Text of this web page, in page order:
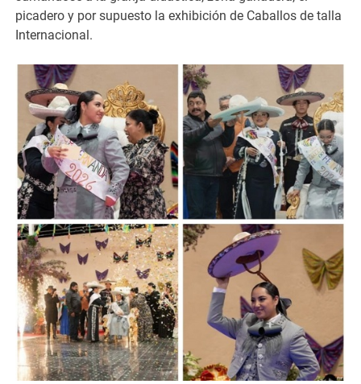
picadero y por supuesto la exhibición de Caballos de talla
Internacional.